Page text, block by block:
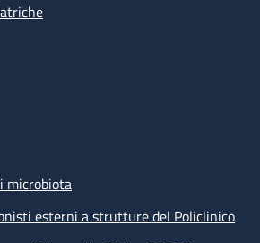
microbiota
esterni a strutture del Policlinico